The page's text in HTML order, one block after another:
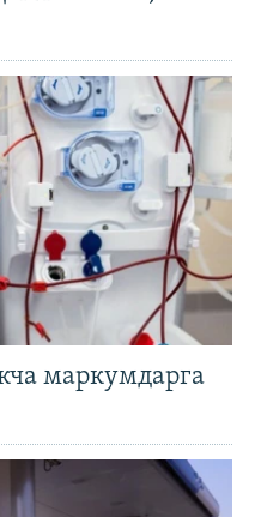
маркумдарга